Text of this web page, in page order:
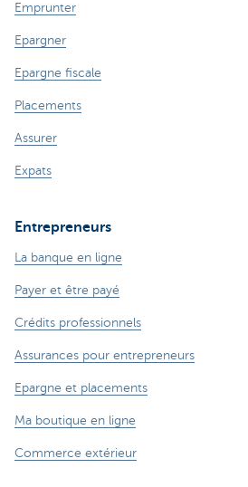
Emprunter
Epargner
Epargne fiscale
Placements
Assurer
Expats
Entrepreneurs
La banque en ligne
Payer et être payé
Crédits professionnels
Assurances pour entrepreneurs
Epargne et placements
Ma boutique en ligne
Commerce extérieur